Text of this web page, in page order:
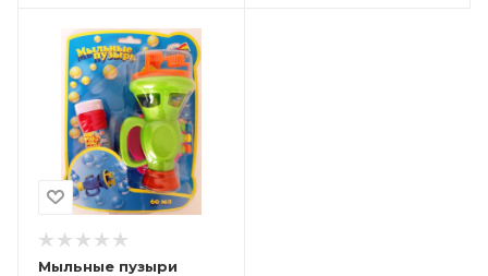
Мыльные пузыри